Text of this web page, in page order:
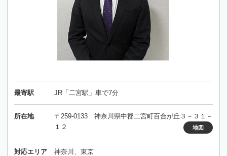
最寄駅 JR「二宮駅」車で7分
所在地
〒259-0133 神奈川県中郡二宮町百合が丘３－３１－
１２
地図
対応エリア 神奈川、東京